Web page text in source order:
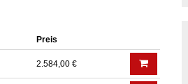
Preis
2.584,00 €